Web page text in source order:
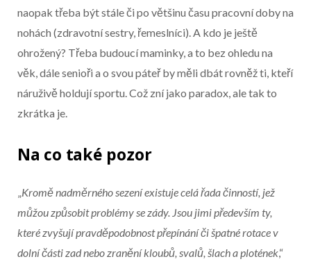
naopak třeba být stále či po většinu času pracovní doby na
nohách (zdravotní sestry, řemeslníci). A kdo je ještě
ohrožený? Třeba budoucí maminky, a to bez ohledu na
věk, dále senioři a o svou páteř by měli dbát rovněž ti, kteří
náruživě holdují sportu. Což zní jako paradox, ale tak to
zkrátka je.
Na co také pozor
Kromě nadměrného sezení existuje celá řada činností, jež
můžou způsobit problémy se zády. Jsou jimi především ty,
které zvyšují pravděpodobnost přepínání či špatné rotace v
dolní části zad nebo zranění kloubů, svalů, šlach a plotének,“